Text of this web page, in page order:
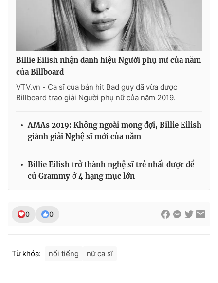
Ðiện thoại Thời báo VTV:
024.66 897 897
toasoan@vtv.vn
Liên hệ quảng cáo:024-7300.7108
® Cấm sao chép dưới mọi hình thức nếu không có sự chấp
thuận bằng văn bản. Ghi rõ nguồn VTV.vn khi phát hành lại
Billie Eilish nhận danh hiệu Người phụ nữ của năm
của Billboard
VTV.vn - Ca sĩ của bản hit Bad guy đã vừa được
Billboard trao giải Người phụ nữ của năm 2019.
AMAs 2019: Không ngoài mong đợi, Billie Eilish
giành giải Nghệ sĩ mới của năm
Billie Eilish trở thành nghệ sĩ trẻ nhất được đề
cử Grammy ở 4 hạng mục lớn
0 0
Từ khóa: nổi tiếng nữ ca sĩ